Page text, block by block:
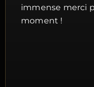
immense merci
moment !